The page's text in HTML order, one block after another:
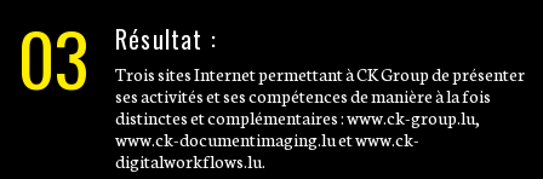
03 Résultat :
Trois sites Internet permettant à CK Group de présenter
ses activités et ses compétences de manière à la fois
distinctes et complémentaires : www.ck-group.lu,
www.ck-documentimaging.lu et www.ck-
digitalworkflows.lu.